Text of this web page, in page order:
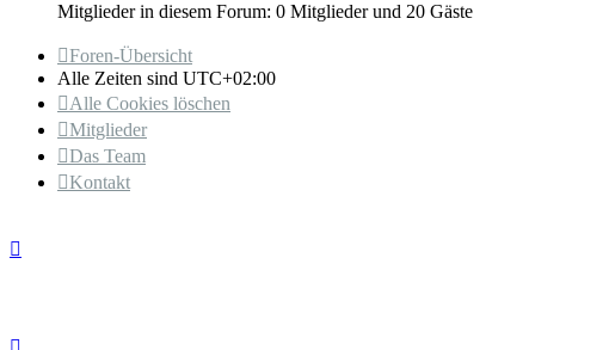
Mitglieder in diesem Forum: 0 Mitglieder und 20 Gäste
Foren-Übersicht
Alle Zeiten sind UTC+02:00
Alle Cookies löschen
Mitglieder
Das Team
Kontakt